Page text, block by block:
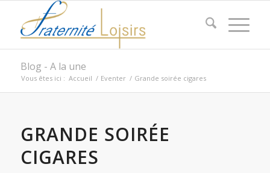
Blog - A la une
Vous êtes ici : Accueil / Eventer / Grande soirée cigares
GRANDE SOIRÉE
CIGARES